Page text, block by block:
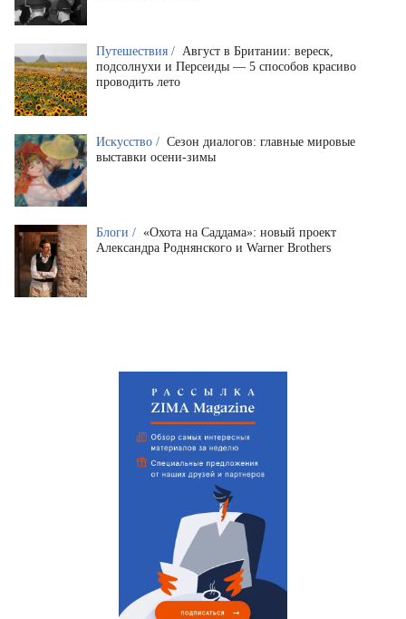
Путешествия / Август в Британии: вереск,
подсолнухи и Персеиды — 5 способов красиво
проводить лето
Искусство / Сезон диалогов: главные мировые
выставки осени-зимы
Блоги / «Охота на Саддама»: новый проект
Александра Роднянского и Warner Brothers